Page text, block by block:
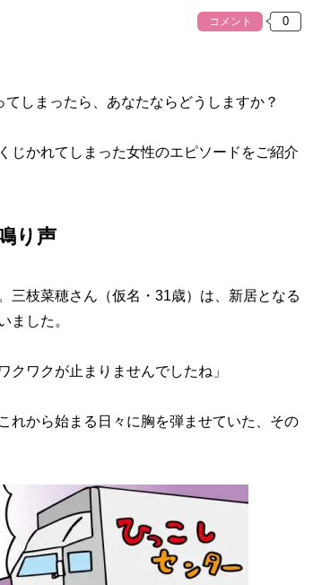
コメント
しまったら、あなたならどうしますか？
かれてしまった女性のエピソードをご紹介
り声
枝菜穂さん（仮名・31歳）は、新居となる
ました。
クワクが止まりませんでしたね」
から始まる日々に胸を弾ませていた、その